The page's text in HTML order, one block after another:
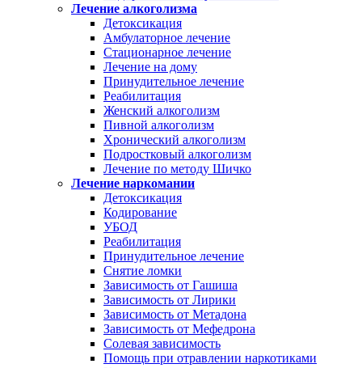
Лечение алкоголизма
Детоксикация
Амбулаторное лечение
Стационарное лечение
Лечение на дому
Принудительное лечение
Реабилитация
Женский алкоголизм
Пивной алкоголизм
Хронический алкоголизм
Подростковый алкоголизм
Лечение по методу Шичко
Лечение наркомании
Детоксикация
Кодирование
УБОД
Реабилитация
Принудительное лечение
Снятие ломки
Зависимость от Гашиша
Зависимость от Лирики
Зависимость от Метадона
Зависимость от Мефедрона
Солевая зависимость
Помощь при отравлении наркотиками